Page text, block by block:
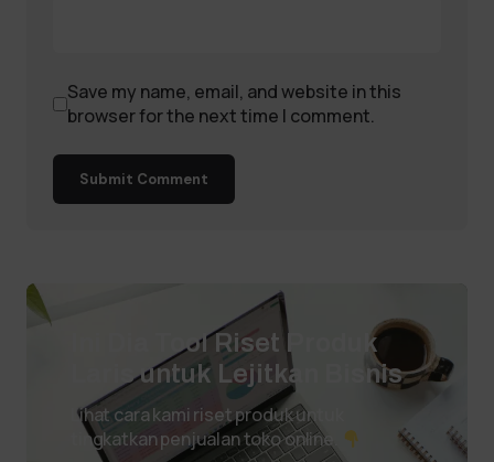
Save my name, email, and website in this
browser for the next time I comment.
Submit Comment
Ini Dia Tool Riset Produk
Laris untuk Lejitkan Bisnis
Lihat cara kami riset produk untuk
tingkatkan penjualan toko online.